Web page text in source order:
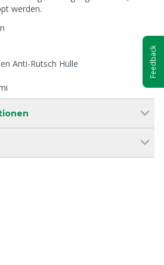
werden.
Anti-Rutsch Hülle
Feedback